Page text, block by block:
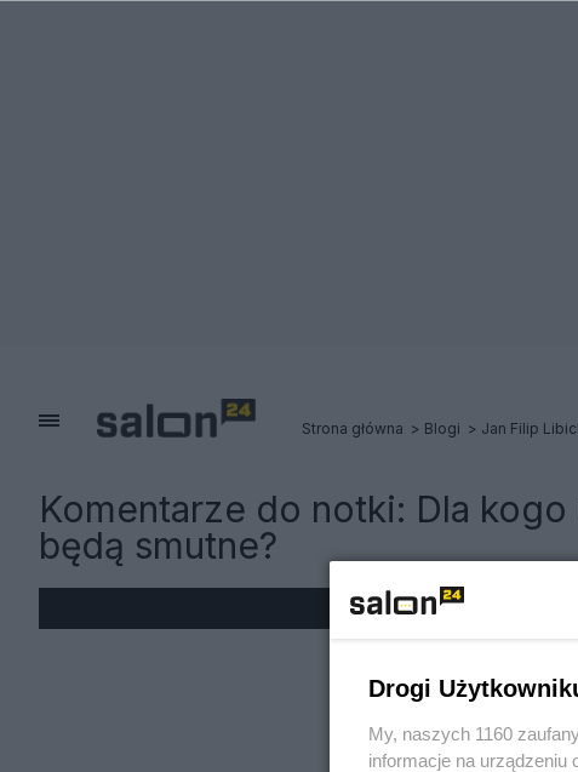
Strona główna Blogi Jan Filip
Komentarze do notki: Dla
będą smutne?
Drogi
My, naszych 1160
informacje na urządzeniu